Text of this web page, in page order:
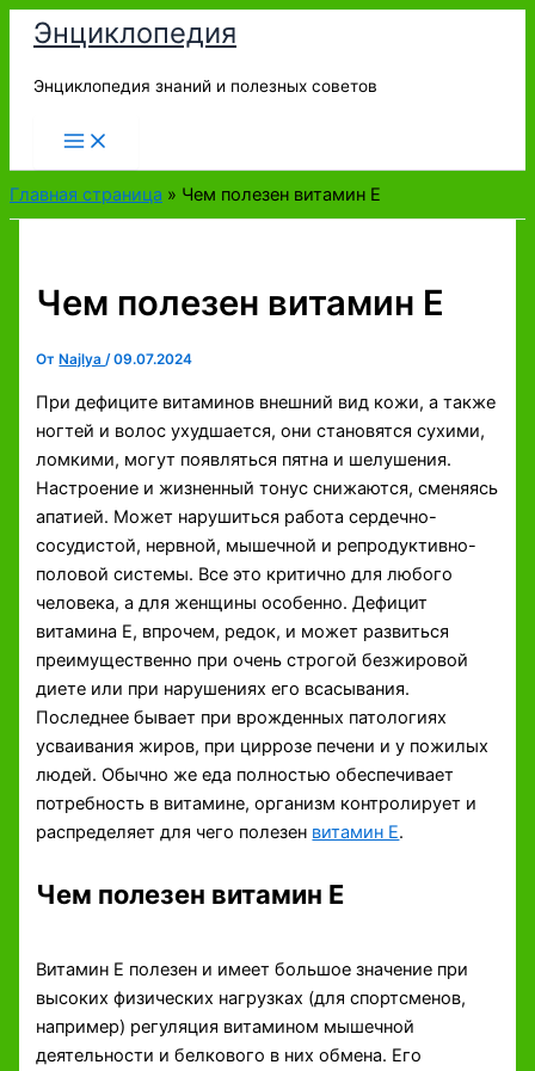
Перейти
содержимому
Энциклопедия
Энциклопедия знаний и полезных советов
Главная страница » Чем полезен витамин Е
Чем полезен витамин Е
От Najlya/09.07.2024
При дефиците витаминов внешний вид кожи, а также
ногтей и волос ухудшается, они становятся сухими,
ломкими, могут появляться пятна и шелушения.
Настроение и жизненный тонус снижаются, сменяясь
апатией. Может нарушиться работа сердечно-
сосудистой, нервной, мышечной и репродуктивно-
половой системы. Все это критично для любого
человека, а для женщины особенно. Дефицит
витамина Е, впрочем, редок, и может развиться
преимущественно при очень строгой безжировой
диете или при нарушениях его всасывания.
Последнее бывает при врожденных патологиях
усваивания жиров, при циррозе печени и у пожилых
людей. Обычно же еда полностью обеспечивает
потребность в витамине, организм контролирует и
распределяет для чего полезен витамин Е.
Чем полезен витамин Е
Витамин Е полезен и имеет большое значение при
высоких физических нагрузках (для спортсменов,
например) регуляция витамином мышечной
деятельности и белкового в них обмена. Его